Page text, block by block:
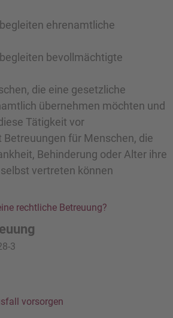
ehrenamtliche
bevollmächtigte
die eine gesetzliche
übernehmen möchten und
Tätigkeit vor
Betreuungen für Menschen, die
Behinderung oder Alter ihre
vertreten können
rechtliche Betreuung?
3
vorsorgen